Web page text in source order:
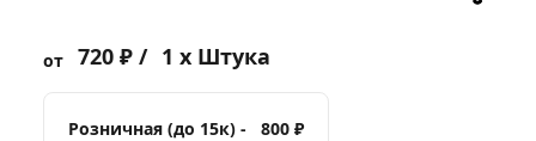
от 720 ₽ / 1 x Штука
Розничная (до 15к) -
800 ₽